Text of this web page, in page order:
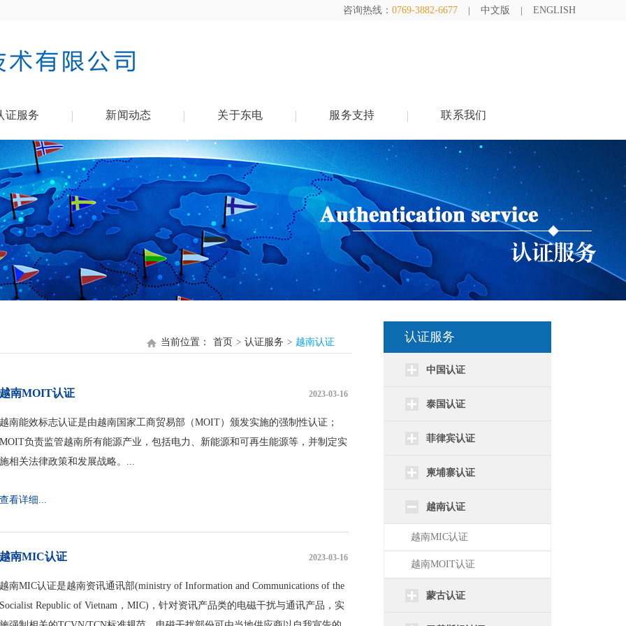
咨询热线： 0769-3882-6677 中文版 ENGLISH
证服务 新闻动态 关于东电 服务支持 联系我们
认证服务
中国认证
泰国认证
菲律宾认证
柬埔寨认证
越南认证
越南MIC认证
越南MOIT认证
蒙古认证
当前位置： 首页 认证服务 越南认证
越南MOIT认证 2023-03-16
越南能效标志认证是由越南国家工商贸易部（MOIT）颁发实施的强制性认证；
MOIT负责监管越南所有能源产业，包括电力、新能源和可再生能源等，并制定实
施相关法律政策和发展战略。...
查看详细...
越南MIC认证 2023-03-16
越南MIC认证是越南资讯通讯部(ministry of Information and Communications of the
Socialist Republic of Vietnam，MIC)，针对资讯产品类的电磁干扰与通讯产品，实